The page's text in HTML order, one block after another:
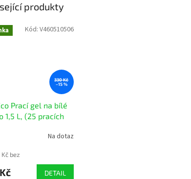
produkty
330 Kč
–15 %
Prací gel na bílé
1,5 L, (25 pracích
Na dotaz
bez
DETAIL
Kód: V460510506